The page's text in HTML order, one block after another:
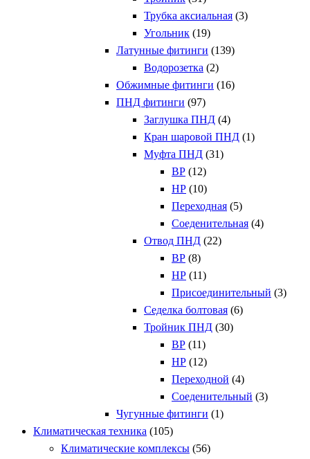
Трубка аксиальная (3)
Угольник (19)
Латунные фитинги (139)
Водорозетка (2)
Обжимные фитинги (16)
ПНД фитинги (97)
Заглушка ПНД (4)
Кран шаровой ПНД (1)
Муфта ПНД (31)
ВР (12)
НР (10)
Переходная (5)
Соеденительная (4)
Отвод ПНД (22)
ВР (8)
НР (11)
Присоединительный (3)
Седелка болтовая (6)
Тройник ПНД (30)
ВР (11)
НР (12)
Переходной (4)
Соеденительный (3)
Чугунные фитинги (1)
Климатическая техника (105)
Климатические комплексы (56)